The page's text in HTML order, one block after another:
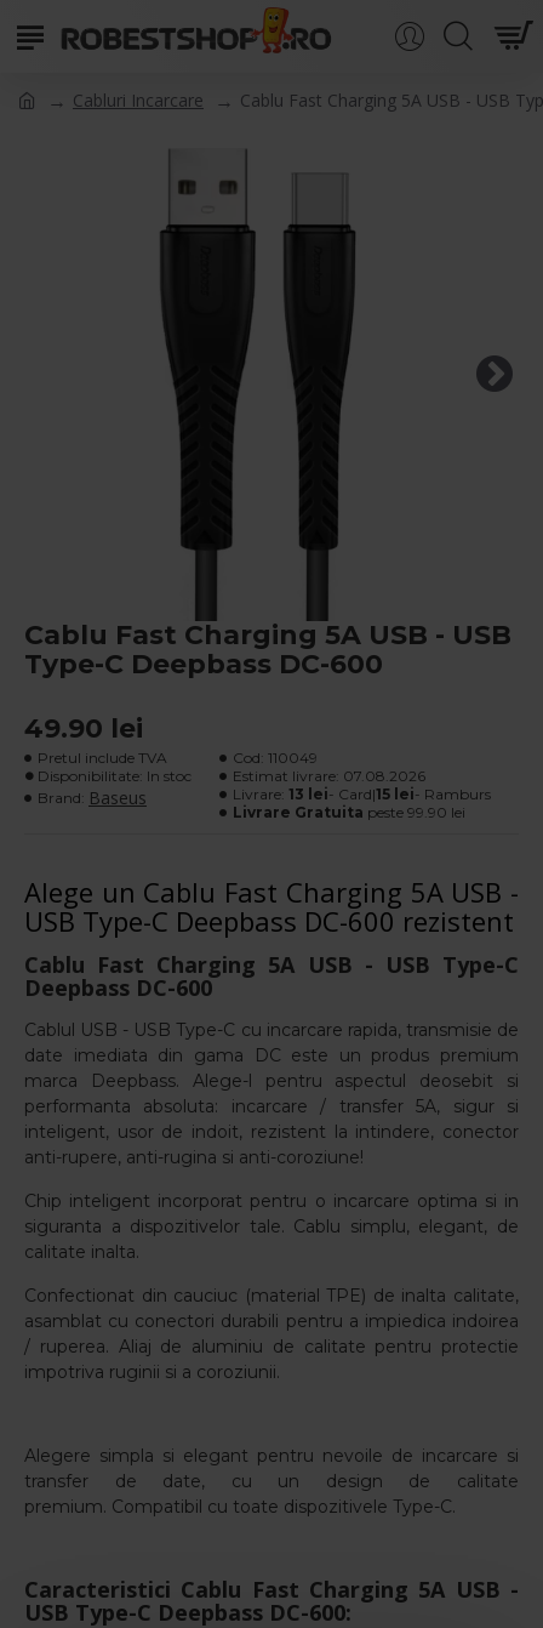
Cabluri Incarcare Cablu Fast Charging 5A USB - USB
Cablu Fast Charging 5A USB - USB
Type-C Deepbass DC-600
49.90 lei
Pretul include TVA
Disponibilitate: In stoc
Brand: Baseus
Cod: 110049
Estimat livrare: 07.08.2026
Livrare: 13 lei- Card|15 lei- Ramburs
Livrare Gratuita peste 99.90 lei
Alege un Cablu Fast Charging 5A USB -
USB Type-C Deepbass DC-600 rezistent
Cablu Fast Charging 5A USB - USB Type-C
Deepbass DC-600
Cablul USB - USB Type-C cu incarcare rapida, transmisie de
date imediata din gama DC este un produs premium
marca Deepbass. Alege-l pentru aspectul deosebit si
performanta absoluta: incarcare / transfer 5A, sigur si
inteligent, usor de indoit, rezistent la intindere, conector
anti-rupere, anti-rugina si anti-coroziune!
Chip inteligent incorporat pentru o incarcare optima si in
siguranta a dispozitivelor tale. Cablu simplu, elegant, de
calitate inalta.
Confectionat din cauciuc (material TPE) de inalta calitate,
asamblat cu conectori durabili pentru a impiedica indoirea
/ ruperea. Aliaj de aluminiu de calitate pentru protectie
impotriva ruginii si a coroziunii.
Alegere simpla si elegant pentru nevoile de incarcare si
transfer de date, cu un design de calitate
premium. Compatibil cu toate dispozitivele Type-C.
Caracteristici Cablu Fast Charging 5A USB -
USB Type-C Deepbass DC-600: